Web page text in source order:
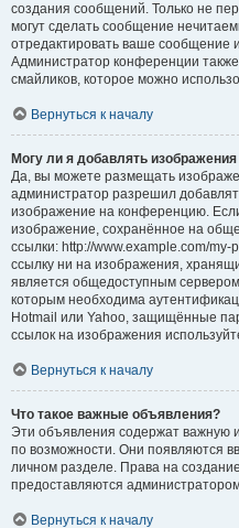
создания сообщений. Только не
могут сделать сообщение
отредактировать ваше сообщение
Администратор конференции
смайликов, которое можно
Вернуться к началу
Могу ли я добавлять
Да, вы можете размещать
администратор разрешил
изображение на конференцию.
изображение, сохранённое на
ссылки: http://www.example.com/
ссылку ни на изображения,
является общедоступным
которым необходима
Hotmail или Yahoo, защищённые
ссылок на изображения
Вернуться к началу
Что такое важные объявления?
Эти объявления содержат
по возможности. Они появляются
личном разделе. Права на
предоставляются
Вернуться к началу